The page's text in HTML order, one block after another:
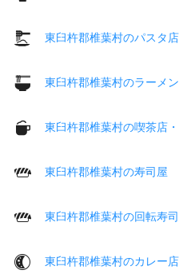
東臼杵郡椎葉村のパスタ店
東臼杵郡椎葉村のラーメ
東臼杵郡椎葉村の喫茶店
東臼杵郡椎葉村の寿司屋
東臼杵郡椎葉村の回転寿
東臼杵郡椎葉村のカレー店